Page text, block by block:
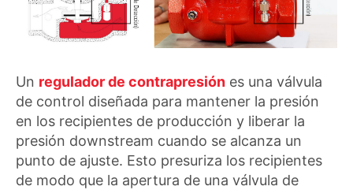
Un regulador de contrapresión es una válvula
de control diseñada para mantener la presión
en los recipientes de producción y liberar la
presión downstream cuando se alcanza un
punto de ajuste. Esto presuriza los recipientes
de modo que la apertura de una válvula de